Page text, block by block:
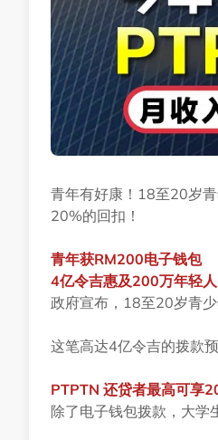
青年有好康！18至20岁
20%的回扣！
青年获RM200电子钱包
4亿令吉惠及200万年轻人
政府宣布，18至20岁青
这笔高达4亿令吉的拨款
PTPTN 还贷者最高可享
除了电子钱包拨款，大学